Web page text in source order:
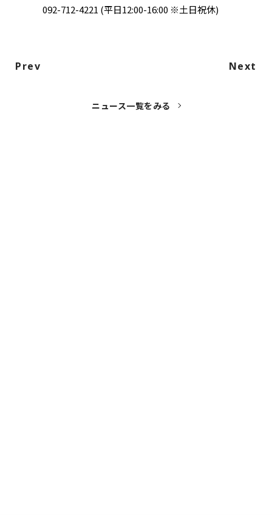
092-712-4221 (平⽇12:00-16:00 ※⼟⽇祝休)
Prev Next
ニュース一覧をみる